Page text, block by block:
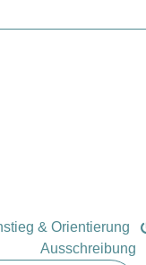
& Orientierung
Ausschreibung